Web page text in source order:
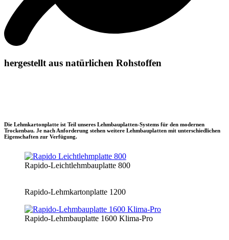
hergestellt aus natürlichen Rohstoffen
Die Lehmkartonplatte ist Teil unseres Lehmbauplatten-Systems für den modernen
Trockenbau. Je nach Anforderung stehen weitere Lehmbauplatten mit unterschiedlichen
Eigenschaften zur Verfügung.
Rapido-Leichtlehmbauplatte 800
Rapido-Lehmkartonplatte 1200
Rapido-Lehmbauplatte 1600 Klima-Pro